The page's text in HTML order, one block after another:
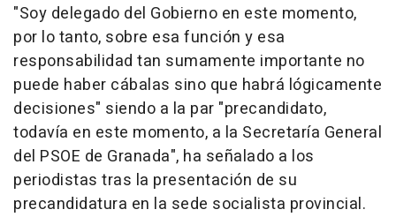
"Soy delegado del Gobierno en este momento,
por lo tanto, sobre esa función y esa
responsabilidad tan sumamente importante no
puede haber cábalas sino que habrá lógicamente
decisiones" siendo a la par "precandidato,
todavía en este momento, a la Secretaría General
del PSOE de Granada", ha señalado a los
periodistas tras la presentación de su
precandidatura en la sede socialista provincial.